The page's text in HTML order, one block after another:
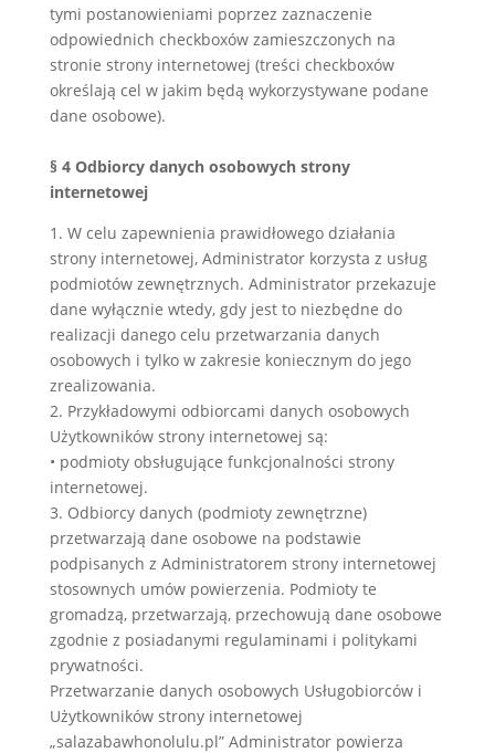
tymi postanowieniami poprzez zaznaczenie
odpowiednich checkboxów zamieszczonych na
stronie strony internetowej (treści checkboxów
określają cel w jakim będą wykorzystywane podane
dane osobowe).
§ 4 Odbiorcy danych osobowych strony
internetowej
1. W celu zapewnienia prawidłowego działania
strony internetowej, Administrator korzysta z usług
podmiotów zewnętrznych. Administrator przekazuje
dane wyłącznie wtedy, gdy jest to niezbędne do
realizacji danego celu przetwarzania danych
osobowych i tylko w zakresie koniecznym do jego
zrealizowania.
2. Przykładowymi odbiorcami danych osobowych
Użytkowników strony internetowej są:
• podmioty obsługujące funkcjonalności strony
internetowej.
3. Odbiorcy danych (podmioty zewnętrzne)
przetwarzają dane osobowe na podstawie
podpisanych z Administratorem strony internetowej
stosownych umów powierzenia. Podmioty te
gromadzą, przetwarzają, przechowują dane osobowe
zgodnie z posiadanymi regulaminami i politykami
prywatności.
Przetwarzanie danych osobowych Usługobiorców i
Użytkowników strony internetowej
„salazabawhonolulu.pl” Administrator powierza